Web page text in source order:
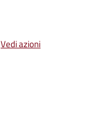
Vedi azioni